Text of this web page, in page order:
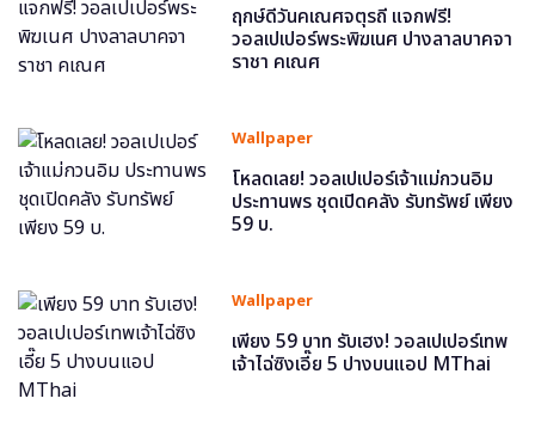
ฤกษ์ดีวันคเณศจตุรถี แจกฟรี!
วอลเปเปอร์พระพิฆเนศ ปางลาลบาคจา
ราชา คเณศ
Wallpaper
โหลดเลย! วอลเปเปอร์เจ้าแม่กวนอิม
ประทานพร ชุดเปิดคลัง รับทรัพย์ เพียง
59 บ.
Wallpaper
เพียง 59 บาท รับเฮง! วอลเปเปอร์เทพ
เจ้าไฉ่ซิงเอี๊ย 5 ปางบนแอป MThai